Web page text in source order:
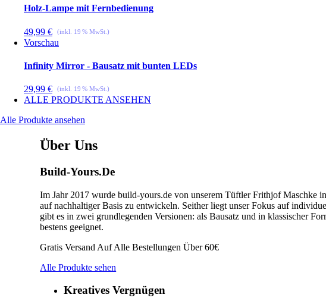
Holz-Lampe mit Fernbedienung
49,99 €
Vorschau
Infinity Mirror - Bausatz mit bunten LEDs
29,99 €
ALLE PRODUKTE ANSEHEN
Alle Produkte ansehen
Über Uns
Build-Yours.De
Im Jahr 2017 wurde build-yours.de von unserem Tüftler Frithjof Maschke
auf nachhaltiger Basis zu entwickeln. Seither liegt unser Fokus auf
gibt es in zwei grundlegenden Versionen: als Bausatz und in klassischer
bestens geeignet.
Gratis Versand Auf Alle Bestellungen Über 60€
Alle Produkte sehen
Kreatives Vergnügen